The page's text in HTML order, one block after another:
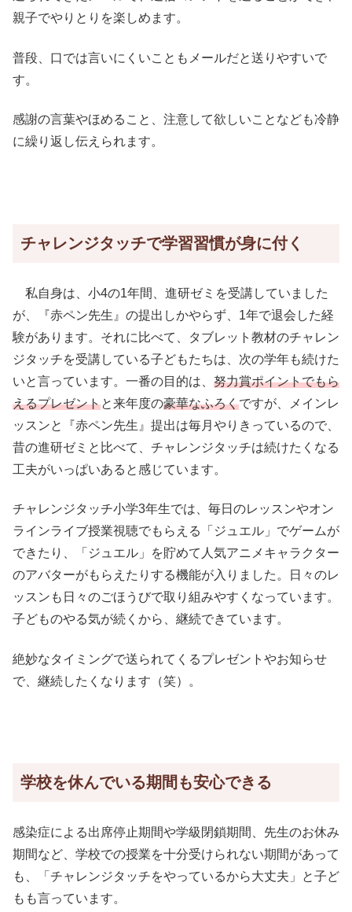
親子でやりとりを楽しめます。
普段、口では言いにくいこともメールだと送りやすいで
す。
感謝の言葉やほめること、注意して欲しいことなども冷静
に繰り返し伝えられます。
チャレンジタッチで学習習慣が身に付く
私自身は、小4の1年間、進研ゼミを受講していました
が、『赤ペン先生』の提出しかやらず、1年で退会した経
験があります。それに比べて、タブレット教材のチャレン
ジタッチを受講している子どもたちは、次の学年も続けた
いと言っています。一番の目的は、 努力賞ポイントでもら
えるプレゼントと来年度の豪華なふろくですが、メインレ
ッスンと『赤ペン先生』提出は毎月やりきっているので、
昔の進研ゼミと比べて、チャレンジタッチは続けたくなる
工夫がいっぱいあると感じています。
チャレンジタッチ小学3年生では、毎日のレッスンやオン
ラインライブ授業視聴でもらえる「ジュエル」でゲームが
できたり、「ジュエル」を貯めて人気アニメキャラクター
のアバターがもらえたりする機能が入りました。日々のレ
ッスンも日々のごほうびで取り組みやすくなっています。
子どものやる気が続くから、継続できています。
絶妙なタイミングで送られてくるプレゼントやお知らせ
で、継続したくなります（笑）。
学校を休んでいる期間も安心できる
感染症による出席停止期間や学級閉鎖期間、先生のお休み
期間など、学校での授業を十分受けられない期間があって
も、「チャレンジタッチをやっているから大丈夫」と子ど
もも言っています。